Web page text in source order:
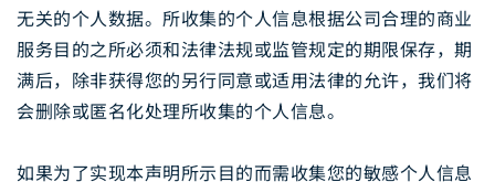
无关的个人数据。所收集的个人信息根据公司合理的商业
服务目的之所必须和法律法规或监管规定的期限保存，期
满后，除非获得您的另行同意或适用法律的允许，我们将
会删除或匿名化处理所收集的个人信息。
如果为了实现本声明所示目的而需收集您的敏感个人信息